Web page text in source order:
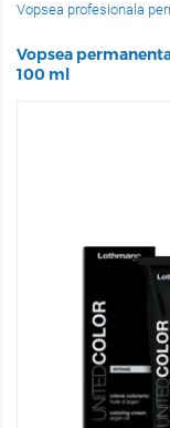
Vopsea profesionala
Vopsea
100 ml